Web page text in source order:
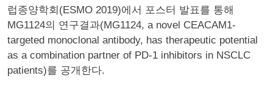
럽종양학회(ESMO 2019)에서 포스터 발표를 통해
MG1124의 연구결과(MG1124, a novel CEACAM1-
targeted monoclonal antibody, has therapeutic potential
as a combination partner of PD-1 inhibitors in NSCLC
patients)를 공개한다.